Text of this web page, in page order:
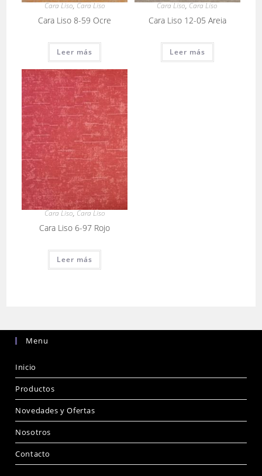
Cara Liso,Cara Liso
Cara Liso 8-59 Ocre
Leer más
Cara Liso,Cara Liso
Cara Liso 12-05 Areia
Leer más
Cara Liso,Cara Liso
Cara Liso 6-97 Rojo
Leer más
Menu
Inicio
Productos
Novedades y Ofertas
Nosotros
Contacto